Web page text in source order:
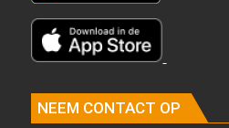
3297 AT Puttershoek
Telefoon:078-6762002
Reclame
Webmaster